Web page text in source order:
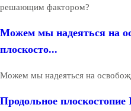
решающим фактором?
Можем мы надеяться на
плоскосто...
Можем мы надеяться на
Продольное